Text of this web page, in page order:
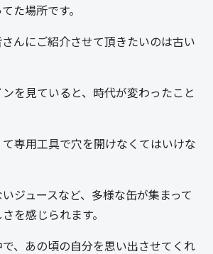
た場所です。
んにご紹介させて頂きたいのは古い
を見ていると、時代が変わったこと
専用工具で穴を開けなくてはいけな
ジュースなど、多様な缶が集まって
を感じられます。
、あの頃の自分を思い出させてくれ